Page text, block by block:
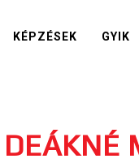
KÉPZÉSEK GYIK